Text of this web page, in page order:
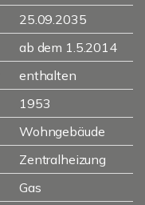
25.09.2035
ab dem 1.5.2014
enthalten
1953
Wohngebäude
Zentralheizung
Gas